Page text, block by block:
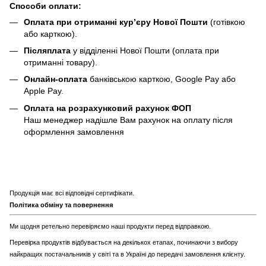
Способи оплати:
Оплата при отриманні кур’єру Нової Пошти (готівкою
або карткою).
Післяплата у відділенні Нової Пошти (оплата при
отриманні товару).
Онлайн-оплата банківською карткою, Google Pay або
Apple Pay.
Оплата на розрахунковий рахунок ФОП
Наш менеджер надішле Вам рахунок на оплату після
оформлення замовлення
Продукція має всі відповідні сертифікати.
Політика обміну та повернення
Ми щодня ретельно перевіряємо наші продукти перед відправкою.
Перевірка продуктів відбувається на декількох етапах, починаючи з вибору
найкращих постачальників у світі та в Україні до передачі замовлення клієнту.